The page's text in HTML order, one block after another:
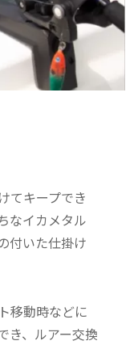
てキープでき
なイカメタル
付いた仕掛け
移動時などに
き、ルアー交換